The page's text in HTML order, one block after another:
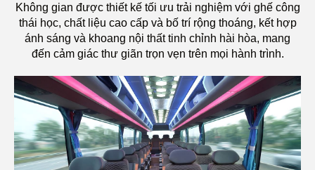
Không gian được thiết kế tối ưu trải nghiệm với ghế công
thái học, chất liệu cao cấp và bố trí rộng thoáng, kết hợp
ánh sáng và khoang nội thất tinh chỉnh hài hòa, mang
đến cảm giác thư giãn trọn vẹn trên mọi hành trình.